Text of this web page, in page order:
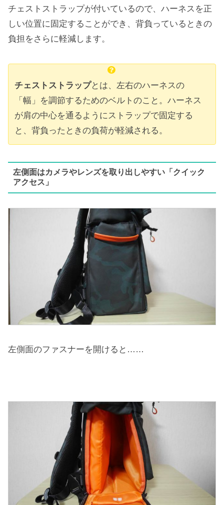
チェストストラップが付いているので、ハーネスを正
しい位置に固定することができ、背負っているときの
負担をさらに軽減します。
チェストストラップとは、左右のハーネスの
「幅」を調節するためのベルトのこと。ハーネス
が肩の中心を通るようにストラップで固定する
と、背負ったときの負荷が軽減される。
左側面はカメラやレンズを取り出しやすい「クイック
アクセス」
左側面のファスナーを開けると……